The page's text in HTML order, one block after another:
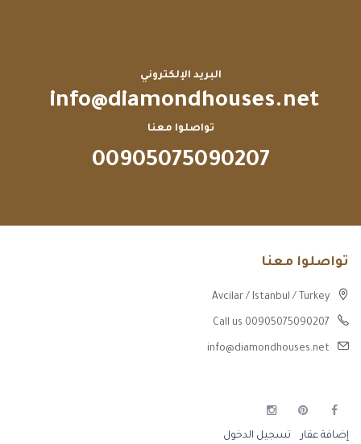
البريد الإلكتروني
info@diamondhouses.net
تواصلوا معنا
00905075090207
تواصلوا معنا
Avcilar / Istanbul / Turkey
Call us 00905075090207
info@diamondhouses.net
إضافة عقار تسجيل الدخول